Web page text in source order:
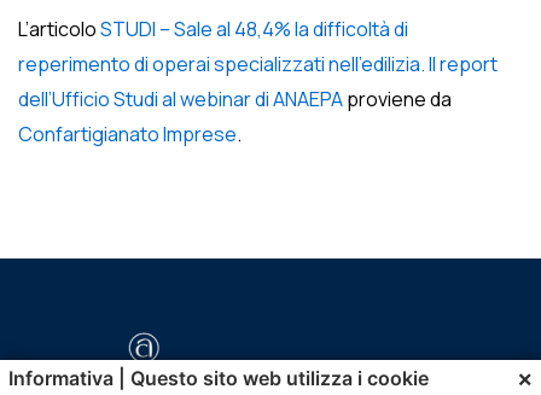
L’articoloSTUDI – Sale al 48,4% la difficoltà di
reperimento di operai specializzati nell’edilizia. Il report
dell’Ufficio Studi al webinar di ANAEPAproviene da
Confartigianato Imprese.
Informativa | Questo sito web utilizza i cookie ×